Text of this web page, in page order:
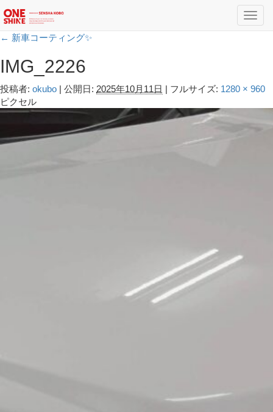
← 新車コーティング✨️
IMG_2226
投稿者: okubo | 公開日: 2025年10月11日 | フルサイズ: 1280 × 960
ピクセル